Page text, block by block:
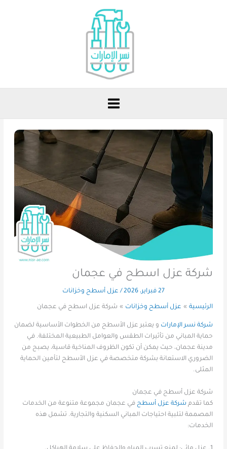
شركة عزل اسطح في عجمان
27 فبراير، 2026 / عزل أسطح وخزانات
الرئيسية عزل أسطح وخزانات شركة عزل اسطح في عجمان
شركة نسر الإمارات و يعتبر عزل الأسطح من الخطوات الأساسية لضمان
حماية المباني من تأثيرات الطقس والعوامل الطبيعية المختلفة. في
مدينة عجمان، حيث يمكن أن تكون الظروف المناخية قاسية، يصبح من
الضروري الاستعانة بشركة متخصصة في عزل الأسطح لتأمين الحماية
المثلى.
شركة عزل أسطح في عجمان
كما تقدم شركة عزل أسطح في عجمان مجموعة متنوعة من الخدمات
المصممة لتلبية احتياجات المباني السكنية والتجارية. تشمل هذه
الخدمات: